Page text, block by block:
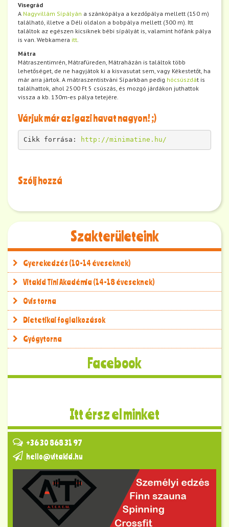
Visegrád
A Nagyvillám Sípályán a szánkópálya a kezdőpálya mellett (150 m)
található, illetve a Déli oldalon a bobpálya mellett (300 m). Itt
találtok az egészen kicsiknek bébi sípályát is, valamint hófánk pálya
is van. Webkamera itt
Mátra
Mátraszentimrén, Mátrafüreden, Mátraházán is találtok több
lehetőséget, de ne hagyjátok ki a kisvasutat sem, vagy Kékestetőt, ha
már arra jártok. A mátraszentistváni Síparkban pedig hócsúszdát is
találhattok, ahol 2500 Ft 5 csúszás, és mozgó járdákon juthattok
vissza a kb. 130m-es pálya tetejére.
Várjuk már az igazi havat nagyon! ;)
Cikk forrása: http://minimatine.hu/
Szólj hozzá
Szakterületeink
Gyerekedzés (10-14 éveseknek)
Vitakid Tini Akadémia (14-18 éveseknek)
Ovis torna
Dietetikai foglalkozások
Gyógytorna
Facebook
Itt érsz el minket
+36 30 868 31 97
hello@vitakid.hu